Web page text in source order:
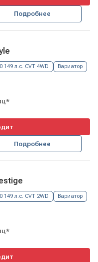
Подробнее
149 л.с. CVT 4WD Вариатор
Подробнее
149 л.с. CVT 2WD Вариатор